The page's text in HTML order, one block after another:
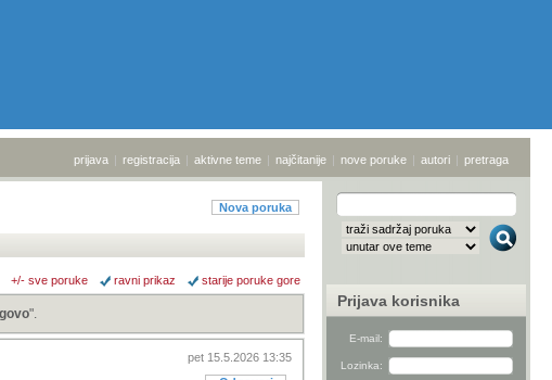
prijava | registracija | aktivne teme | najčitanije | nove poruke | autori | pretraga
Nova poruka
+/- sve poruke ravni prikaz starije poruke gore
".
pet 15.5.2026 13:35
Prijava korisnika
E-mail:
Lozinka: